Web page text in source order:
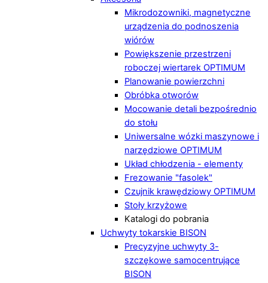
Mikrodozowniki, magnetyczne
urządzenia do podnoszenia
wiórów
Powiększenie przestrzeni
roboczej wiertarek OPTIMUM
Planowanie powierzchni
Obróbka otworów
Mocowanie detali bezpośrednio
do stołu
Uniwersalne wózki maszynowe i
narzędziowe OPTIMUM
Układ chłodzenia - elementy
Frezowanie "fasolek"
Czujnik krawędziowy OPTIMUM
Stoły krzyżowe
Katalogi do pobrania
Uchwyty tokarskie BISON
Precyzyjne uchwyty 3-
szczękowe samocentrujące
BISON